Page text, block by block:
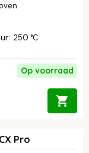
: 250 °C
Op voorraad
Pro